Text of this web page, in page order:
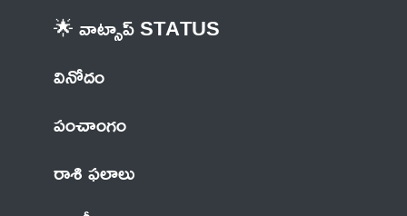
🌟 వాట్సాప్ STATUS
వినోదం
పంచాంగం
రాశి ఫలాలు